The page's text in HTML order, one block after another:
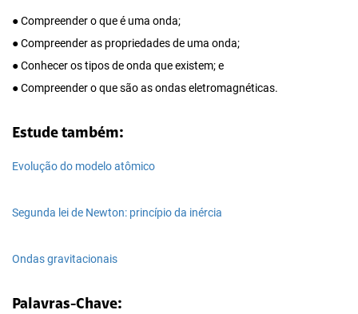
● Compreender o que é uma onda;
● Compreender as propriedades de uma onda;
● Conhecer os tipos de onda que existem; e
● Compreender o que são as ondas eletromagnéticas.
Estude também:
Evolução do modelo atômico
Segunda lei de Newton: princípio da inércia
Ondas gravitacionais
Palavras-Chave: